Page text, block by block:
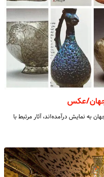
جهان/عکس
به نمایش درآمده‌اند، آثار مرتبط با